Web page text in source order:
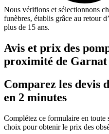
Nous vérifions et sélectionnons
funèbres, établis grâce au retour
plus de 15 ans.
Avis et prix des
proximité de
Comparez les devis
en 2 minutes
Complétez ce formulaire en
choix pour obtenir le prix des